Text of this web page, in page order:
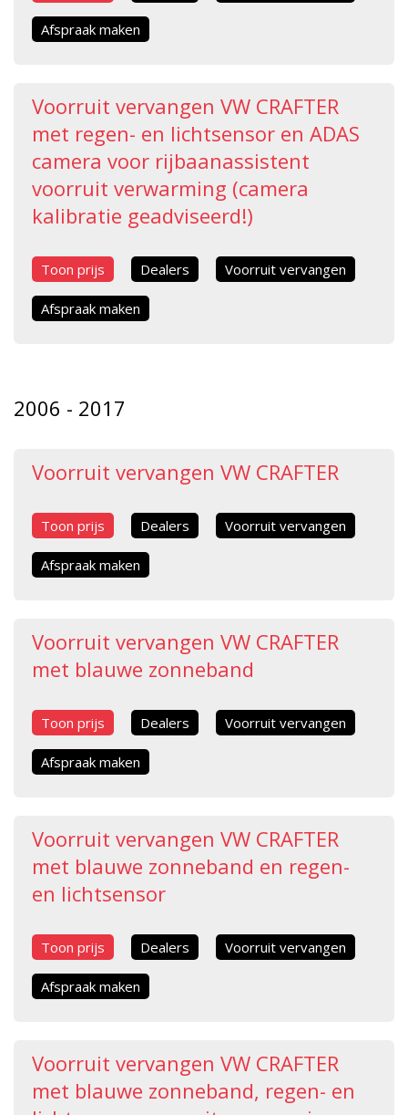
Afspraak maken
Voorruit vervangen VW CRAFTER
met regen- en lichtsensor en ADAS
camera voor rijbaanassistent
voorruit verwarming (camera
kalibratie geadviseerd!)
Toon prijs Dealers Voorruit vervangen
Afspraak maken
2006 - 2017
Voorruit vervangen VW CRAFTER
Toon prijs Dealers Voorruit vervangen
Afspraak maken
Voorruit vervangen VW CRAFTER
met blauwe zonneband
Toon prijs Dealers Voorruit vervangen
Afspraak maken
Voorruit vervangen VW CRAFTER
met blauwe zonneband en regen-
en lichtsensor
Toon prijs Dealers Voorruit vervangen
Afspraak maken
Voorruit vervangen VW CRAFTER
met blauwe zonneband, regen- en